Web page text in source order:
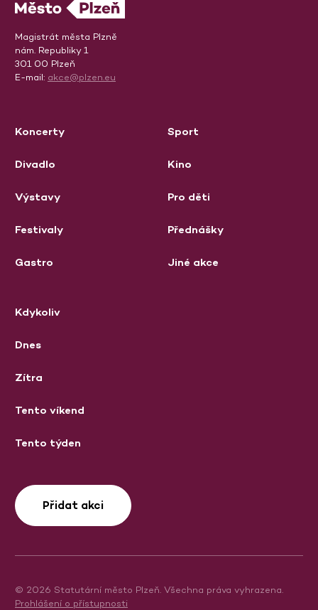
Magistrát města Plzně
nám. Republiky 1
301 00 Plzeň
E-mail: akce@plzen.eu
Koncerty
Divadlo
Výstavy
Festivaly
Gastro
Sport
Kino
Pro děti
Přednášky
Jiné akce
Kdykoliv
Dnes
Zítra
Tento víkend
Tento týden
Přidat akci
© 2026 Statutární město Plzeň. Všechna práva vyhrazena.
Prohlášení o přístupnosti